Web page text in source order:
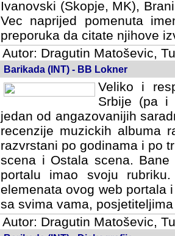
Ivanovski (Skopje, MK),
Vec naprijed pomenuta
preporuka da citate njihove
Autor: Dragutin Matoševic,
Barikada (INT) - BB Lokner
Veliko i
Srbije (pa i
jedan od angazovanijih
recenzije muzickih albuma
razvrstani po godinama i po
scena i Ostala scena.
portalu imao svoju
elemenata ovog web portala
sa svima vama,
Autor: Dragutin Matoševic,